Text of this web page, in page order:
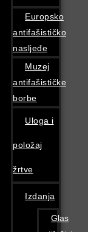
Europsko
antifašističko
nasljeđe
Muzej
antifašističke
borbe
Uloga i
položaj
žrtve
Izdanja
Glas